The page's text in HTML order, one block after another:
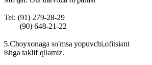
Tel: (91) 279-28-29
(90) 648-21-22
5.Choyxonaga so'msa yopuvchi,ofitsiant
ishga taklif qilamiz.